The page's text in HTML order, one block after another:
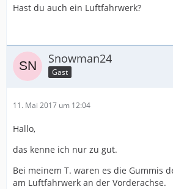
Hast du auch ein Luftfahrwerk?
Snowman24
Gast
11. Mai 2017 um 12:04
Hallo,
das kenne ich nur zu gut.
Bei meinem T. waren es die Gummis
am Luftfahrwerk an der Vorderachse.